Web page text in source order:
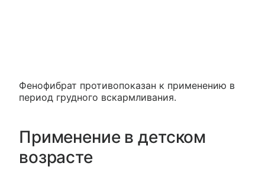
Фенофибрат противопоказан к применению в
период грудного вскармливания.
Применение в детском
возрасте